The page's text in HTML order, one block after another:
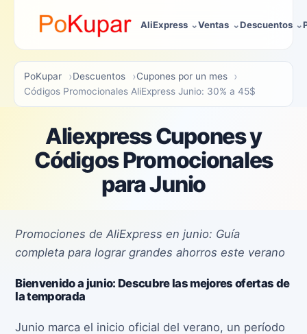
AliExpress Ventas Descuentos
PoKupar Descuentos
Cupones por un mes
Códigos Promocionales AliExpress Junio: 30% a 45$
Aliexpress Cupones y
Códigos Promocionales
para Junio
Promociones de AliExpress en junio: Guía
completa para lograr grandes ahorros este verano
Bienvenido a junio: Descubre las mejores ofertas de
la temporada
Junio marca el inicio oficial del verano, un período